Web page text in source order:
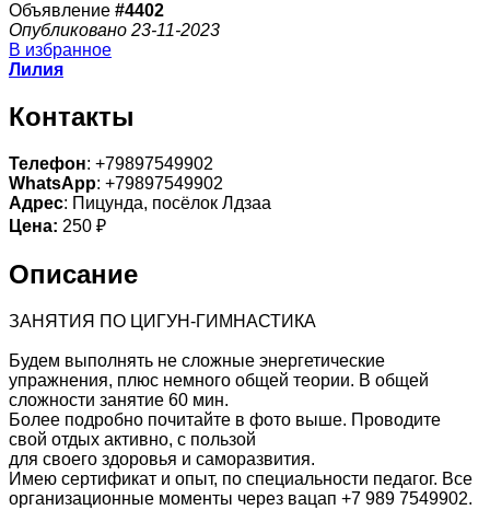
Объявление #4402
Опубликовано 23-11-2023
В избранное
Лилия
Контакты
Телефон: +79897549902
WhatsApp: +79897549902
Адрес: Пицунда, посёлок Лдзаа
Цена: 250 ₽
Описание
ЗАНЯТИЯ ПО ЦИГУН-ГИМНАСТИКА
Будем выполнять не сложные энергетические
упражнения, плюс немного общей теории. В общей
сложности занятие 60 мин.
Более подробно почитайте в фото выше. Проводите
свой отдых активно, с пользой
для своего здоровья и саморазвития.
Имею сертификат и опыт, по специальности педагог. Все
организационные моменты через вацап +7 989 7549902.